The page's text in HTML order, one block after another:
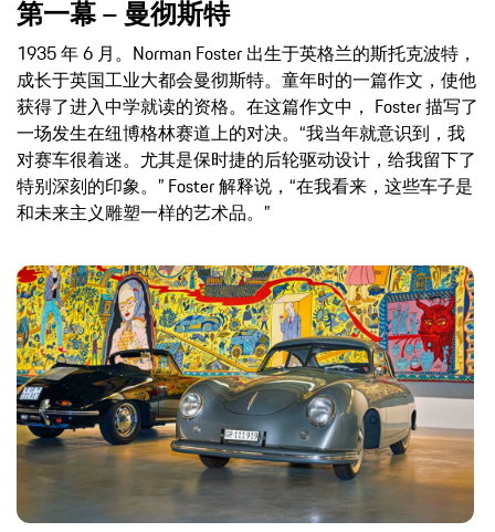
第一幕 – 曼彻斯特
1935 年 6 月。Norman Foster 出生于英格兰的斯托克波特，
成长于英国工业大都会曼彻斯特。童年时的一篇作文，使他
获得了进入中学就读的资格。在这篇作文中， Foster 描写了
一场发生在纽博格林赛道上的对决。“我当年就意识到，我
对赛车很着迷。尤其是保时捷的后轮驱动设计，给我留下了
特别深刻的印象。” Foster 解释说，“在我看来，这些车子是
和未来主义雕塑一样的艺术品。”